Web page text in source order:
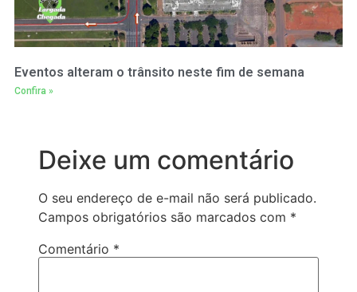
Eventos alteram o trânsito neste fim de semana
Confira »
Deixe um comentário
O seu endereço de e-mail não será publicado.
Campos obrigatórios são marcados com *
Comentário *